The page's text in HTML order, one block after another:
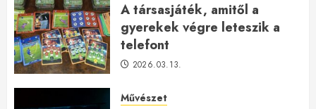
A társasjáték, amitől a
gyerekek végre leteszik a
telefont
2026.03.13.
Művészet